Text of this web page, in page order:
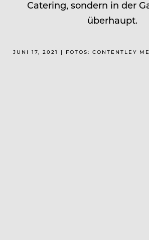
Catering, sondern in der
überhaupt.
JUNI 17, 2021 | FOTOS: CONTENTLEY